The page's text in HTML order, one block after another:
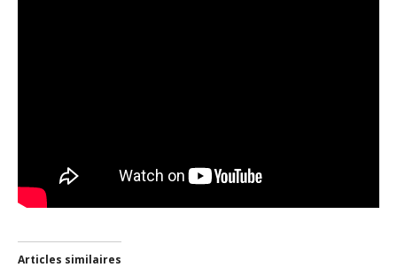
Articles similaires